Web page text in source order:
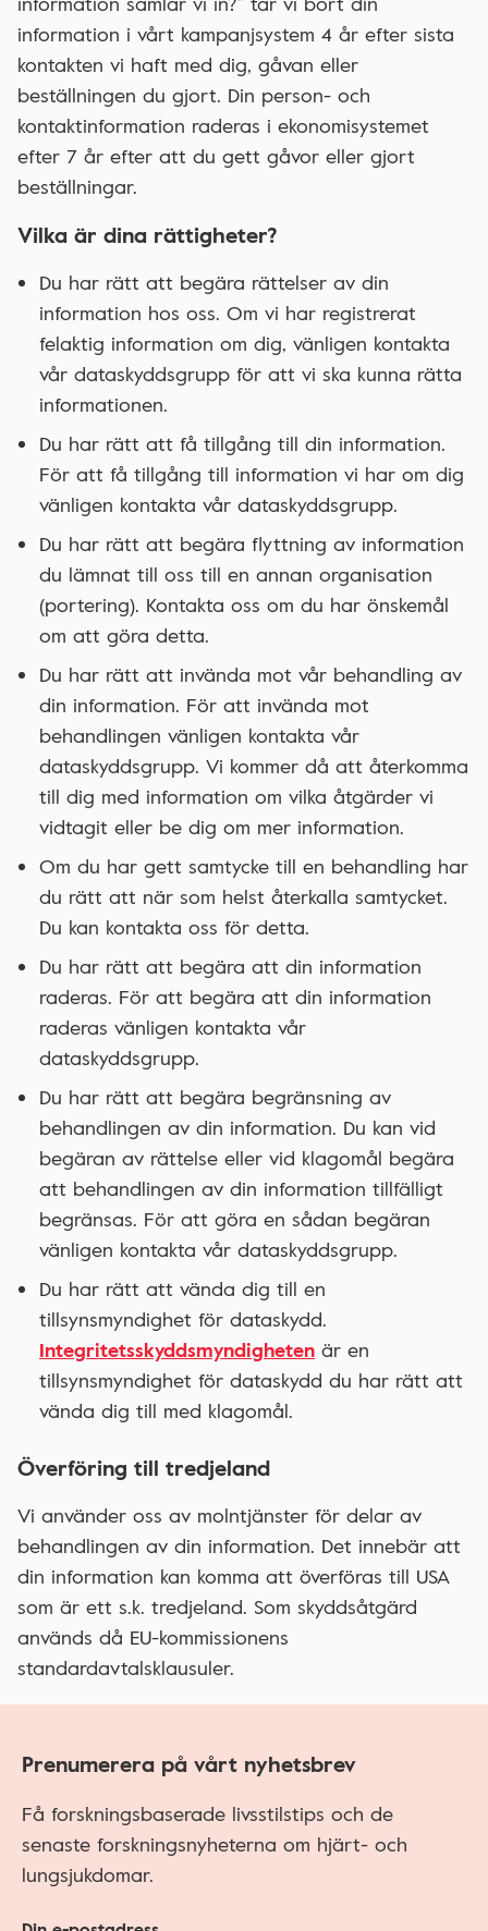
information i vårt kampanjsystem 4 år efter sista
kontakten vi haft med dig, gåvan eller
beställningen du gjort. Din person- och
kontaktinformation raderas i ekonomisystemet
efter 7 år efter att du gett gåvor eller gjort
beställningar.
Vilka är dina rättigheter?
Du har rätt att begära rättelser av din
information hos oss. Om vi har registrerat
felaktig information om dig, vänligen kontakta
vår dataskyddsgrupp för att vi ska kunna rätta
informationen.
Du har rätt att få tillgång till din information.
För att få tillgång till information vi har om dig
vänligen kontakta vår dataskyddsgrupp.
Du har rätt att begära flyttning av information
du lämnat till oss till en annan organisation
(portering). Kontakta oss om du har önskemål
om att göra detta.
Du har rätt att invända mot vår behandling av
din information. För att invända mot
behandlingen vänligen kontakta vår
dataskyddsgrupp. Vi kommer då att återkomma
till dig med information om vilka åtgärder vi
vidtagit eller be dig om mer information.
Om du har gett samtycke till en behandling har
du rätt att när som helst återkalla samtycket.
Du kan kontakta oss för detta.
Du har rätt att begära att din information
raderas. För att begära att din information
raderas vänligen kontakta vår
dataskyddsgrupp.
Du har rätt att begära begränsning av
behandlingen av din information. Du kan vid
begäran av rättelse eller vid klagomål begära
att behandlingen av din information tillfälligt
begränsas. För att göra en sådan begäran
vänligen kontakta vår dataskyddsgrupp.
Du har rätt att vända dig till en
tillsynsmyndighet för dataskydd.
Integritetsskyddsmyndigheten är en
tillsynsmyndighet för dataskydd du har rätt att
vända dig till med klagomål.
Överföring till tredjeland
Vi använder oss av molntjänster för delar av
behandlingen av din information. Det innebär att
din information kan komma att överföras till USA
som är ett s.k. tredjeland. Som skyddsåtgärd
används då EU-kommissionens
standardavtalsklausuler.
Prenumerera på vårt nyhetsbrev
Få forskningsbaserade livsstilstips och de
senaste forskningsnyheterna om hjärt- och
lungsjukdomar.